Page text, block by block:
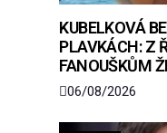
KUBELKOVÁ
PLAVKÁCH: Z
FANOUŠKŮM
06/08/2026